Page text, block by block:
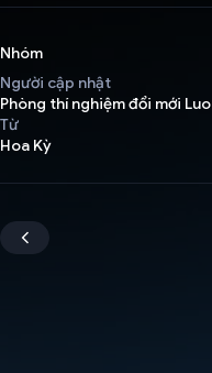
Nhóm
Người cập nhật
Phòng thí nghiệm đổi mới Luo
Từ
Hoa Kỳ